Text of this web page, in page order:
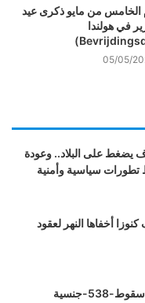
الخامس من مايو ذكرى عيد
في هولندا
05/05/
يضغط على البلاد.. وعودة
سياسية وأمنية
أخفاها النهر لعقود
جنسية